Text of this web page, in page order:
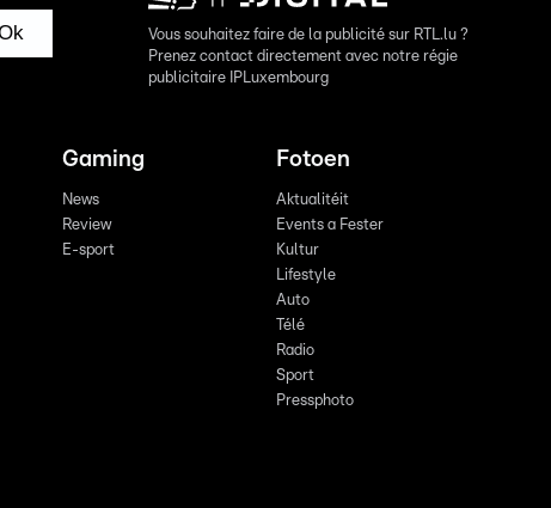
Vous souhaitez faire de la publicité sur RTL.lu ?
Prenez contact directement avec notre régie
publicitaire IPLuxembourg
Gaming
News
Review
E-sport
Fotoen
Aktualitéit
Events a Fester
Kultur
Lifestyle
Auto
Télé
Radio
Sport
Pressphoto